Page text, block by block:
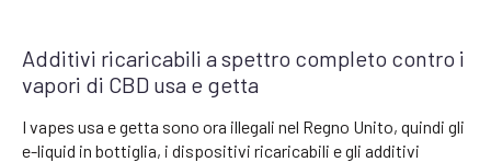
Additivi ricaricabili a spettro completo contro i
vapori di CBD usa e getta
I vapes usa e getta sono ora illegali nel Regno Unito, quindi gli
e-liquid in bottiglia, i dispositivi ricaricabili e gli additivi